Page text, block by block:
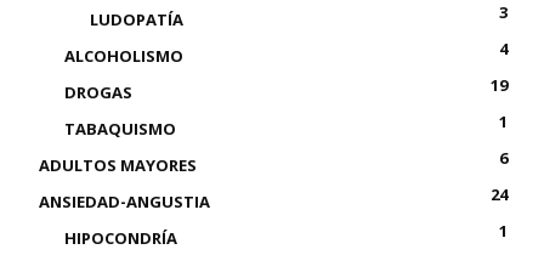
LUDOPATÍA
3
ALCOHOLISMO
4
DROGAS
19
TABAQUISMO
1
ADULTOS MAYORES
6
ANSIEDAD-ANGUSTIA
24
HIPOCONDRÍA
1